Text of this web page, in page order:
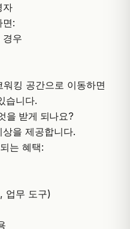
자
면:
경우
킹 공간으로 이동하면
습니다.
을 받게 되나요?
을 제공합니다.
는 혜택:
업무 도구)